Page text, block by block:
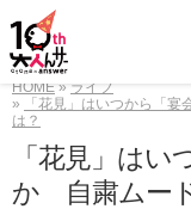
HOME
ライフ
「花見」はいつから「
は？
「花見」は
か 自粛ムー